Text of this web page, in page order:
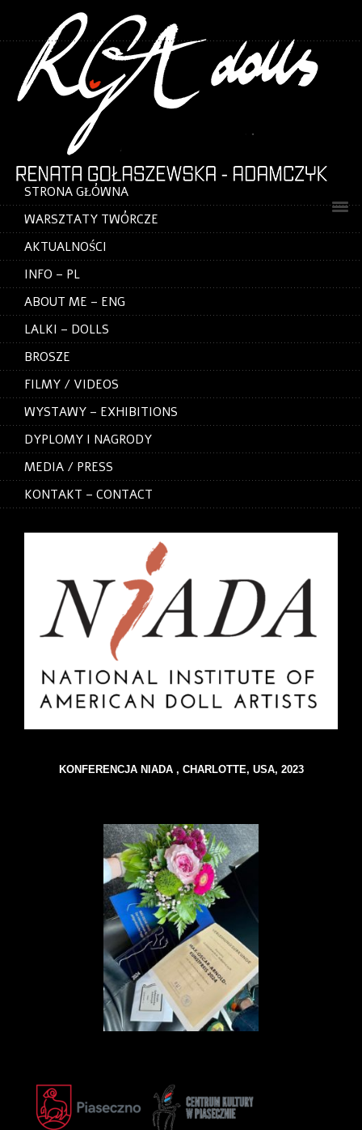
STRONA GŁÓWNA
WARSZTATY TWÓRCZE
AKTUALNOŚCI
INFO – PL
ABOUT ME – ENG
LALKI – DOLLS
BROSZE
FILMY / VIDEOS
WYSTAWY – EXHIBITIONS
DYPLOMY I NAGRODY
MEDIA / PRESS
KONTAKT – CONTACT
KONFERENCJA NIADA , CHARLOTTE, USA, 2023